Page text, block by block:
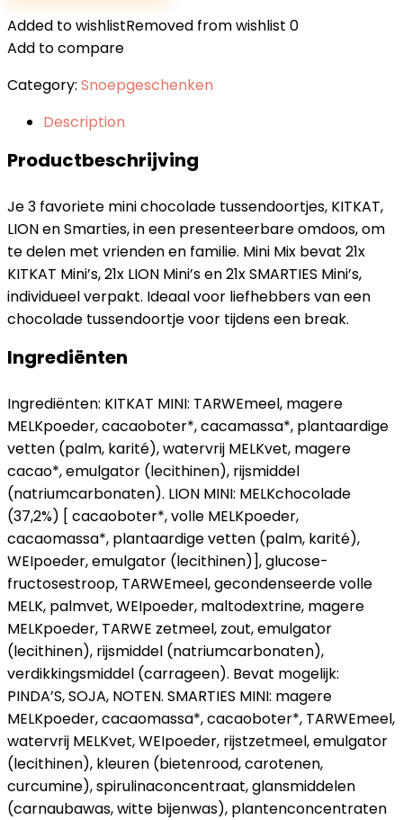
Added to wishlistRemoved from wishlist 0
Add to compare
Category: Snoepgeschenken
Description
Productbeschrijving
Je 3 favoriete mini chocolade tussendoortjes, KITKAT,
LION en Smarties, in een presenteerbare omdoos, om
te delen met vrienden en familie. Mini Mix bevat 21x
KITKAT Mini’s, 21x LION Mini’s en 21x SMARTIES Mini’s,
individueel verpakt. Ideaal voor liefhebbers van een
chocolade tussendoortje voor tijdens een break.
Ingrediënten
Ingrediënten: KITKAT MINI: TARWEmeel, magere
MELKpoeder, cacaoboter*, cacamassa*, plantaardige
vetten (palm, karité), watervrij MELKvet, magere
cacao*, emulgator (lecithinen), rijsmiddel
(natriumcarbonaten). LION MINI: MELKchocolade
(37,2%) [ cacaoboter*, volle MELKpoeder,
cacaomassa*, plantaardige vetten (palm, karité),
WEIpoeder, emulgator (lecithinen)], glucose-
fructosestroop, TARWEmeel, gecondenseerde volle
MELK, palmvet, WEIpoeder, maltodextrine, magere
MELKpoeder, TARWE zetmeel, zout, emulgator
(lecithinen), rijsmiddel (natriumcarbonaten),
verdikkingsmiddel (carrageen). Bevat mogelijk:
PINDA’S, SOJA, NOTEN. SMARTIES MINI: magere
MELKpoeder, cacaomassa*, cacaoboter*, TARWEmeel,
watervrij MELKvet, WEIpoeder, rijstzetmeel, emulgator
(lecithinen), kleuren (bietenrood, carotenen,
curcumine), spirulinaconcentraat, glansmiddelen
(carnaubawas, witte bijenwas), plantenconcentraten